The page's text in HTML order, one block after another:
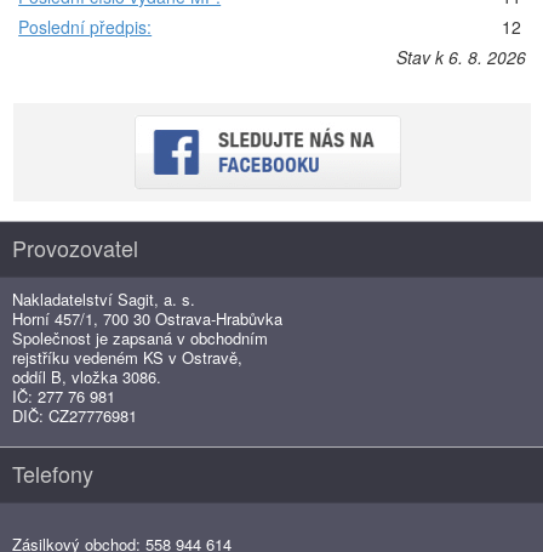
Poslední předpis:
12
Stav k 6. 8. 2026
Provozovatel
Nakladatelství Sagit, a. s.
Horní 457/1, 700 30 Ostrava-Hrabůvka
Společnost je zapsaná v obchodním
rejstříku vedeném KS v Ostravě,
oddíl B, vložka 3086.
IČ: 277 76 981
DIČ: CZ27776981
Telefony
Zásilkový obchod: 558 944 614